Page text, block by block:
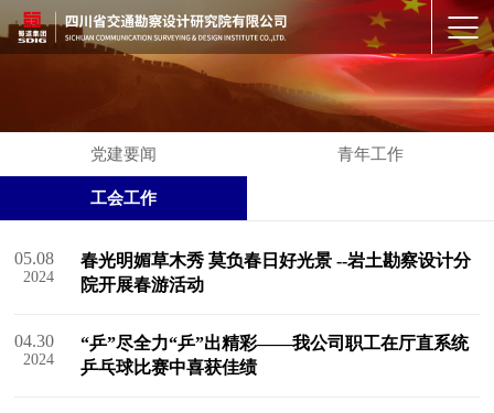
党建要闻 青年工作
工会工作
05.08
2024
春光明媚草木秀 莫负春日好光景 --岩土勘察设计分
院开展春游活动
04.30
2024
“乒”尽全力“乒”出精彩——我公司职工在厅直系统
乒乓球比赛中喜获佳绩